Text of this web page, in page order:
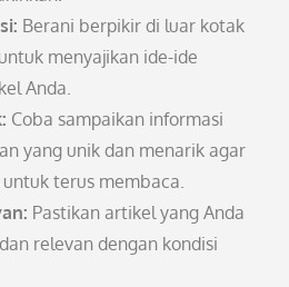
Berani berpikir di luar kotak
menyajikan ide-ide
Anda.
Coba sampaikan informasi
yang unik dan menarik agar
terus membaca.
Pastikan artikel yang Anda
relevan dengan kondisi